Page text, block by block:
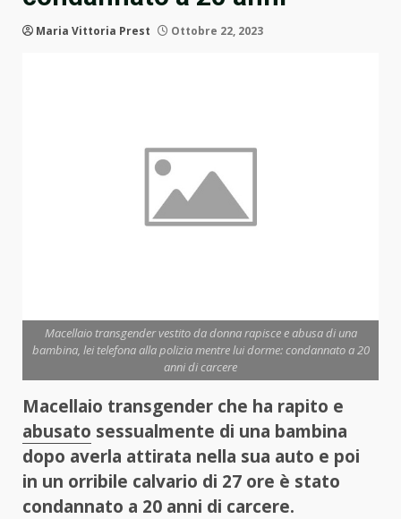
Maria Vittoria Prest Ottobre 22, 2023
Macellaio transgender vestito da donna rapisce e abusa di una
bambina, lei telefona alla polizia mentre lui dorme: condannato a 20
anni di carcere
Macellaio transgender che ha rapito e
abusato sessualmente di una bambina
dopo averla attirata nella sua auto e poi
in un orribile calvario di 27 ore è stato
condannato a 20 anni di carcere.